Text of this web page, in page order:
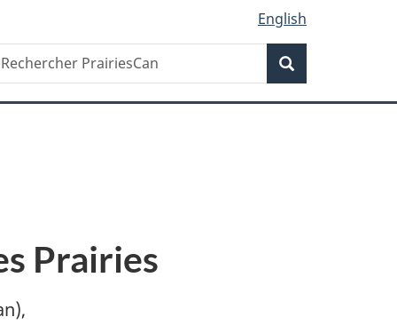
English
Recherche
Prairies